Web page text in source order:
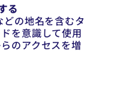
る
の地名を含むタ
を意識して使用
のアクセスを増